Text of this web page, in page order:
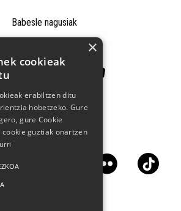
Babesle nagusiak
gaitzazu sare sozialetan
×
cookieak
erabiltzen ditu
hobetzeko. Gure
gure Cookie
guztiak onartzen